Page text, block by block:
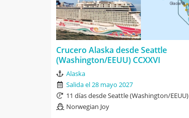
Crucero Alaska desde Seattle
(Washington/EEUU) CCXXVI
Alaska
Salida el 28 mayo 2027
11 días desde Seattle (Washington/EEUU)
Norwegian Joy